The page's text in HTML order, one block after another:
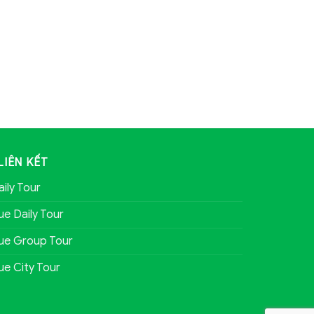
KẾT
Tour
Daily Tour
Group Tour
City Tour